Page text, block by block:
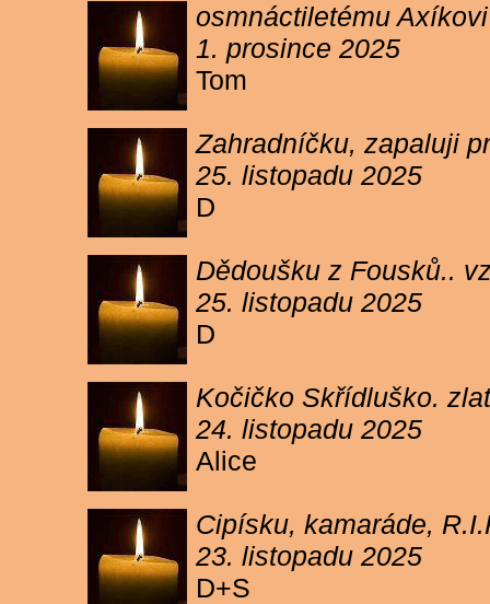
osmnáctiletému
1. prosince 2025
Tom
Zahradníčku, zapaluji
25. listopadu 2025
D
Dědoušku z Fousků..
25. listopadu 2025
D
Kočičko Skřídluško.
24. listopadu 2025
Alice
Cipísku, kamaráde,
23. listopadu 2025
D+S